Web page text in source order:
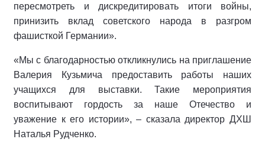
пересмотреть и дискредитировать итоги войны,
принизить вклад советского народа в разгром
фашисткой Германии».
«Мы с благодарностью откликнулись на приглашение
Валерия Кузьмича предоставить работы наших
учащихся для выставки. Такие мероприятия
воспитывают гордость за наше Отечество и
уважение к его истории», – сказала директор ДХШ
Наталья Рудченко.